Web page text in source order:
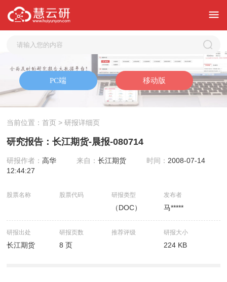
当前位置：首页 > 研报详细页
研究报告：长江期货-晨报-080714
研报作者：高华 来自：长江期货 时间： 2008-07-14
12:44:27
股票名称 股票代码 研报类型
（DOC）
发布者
马*****
研报出处
长江期货
研报页数
8 页
推荐评级 研报大小
224 KB